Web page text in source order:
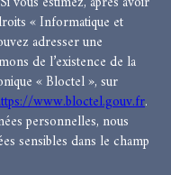
« Informatique et
adresser une
de l’existence de la
« Bloctel », sur
www.bloctel.gouv.fr.
personnelles, nous
sensibles dans le champ